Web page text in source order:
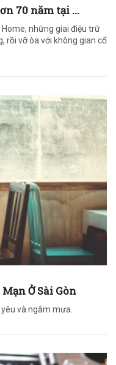
70 năm tại ...
những giai điệu trữ
rồi vỡ òa với không gian cổ
Ở Sài Gòn
và ngắm mưa.